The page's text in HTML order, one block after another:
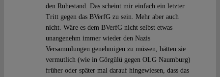
den Ruhestand. Das scheint mir einfach ein letzter
Tritt gegen das BVerfG zu sein. Mehr aber auch
nicht. Wäre es dem BVerfG nicht selbst etwas
unangenehm immer wieder den Nazis
Versammlungen genehmigen zu müssen, hätten sie
vermutlich (wie in Görgülü gegen OLG Naumburg)
früher oder später mal darauf hingewiesen, dass das